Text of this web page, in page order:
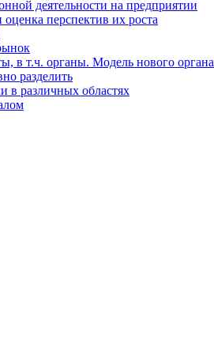
деятельности на предприятии
перспектив их роста
в т.ч. органы. Модель нового
разделить
в различных областях